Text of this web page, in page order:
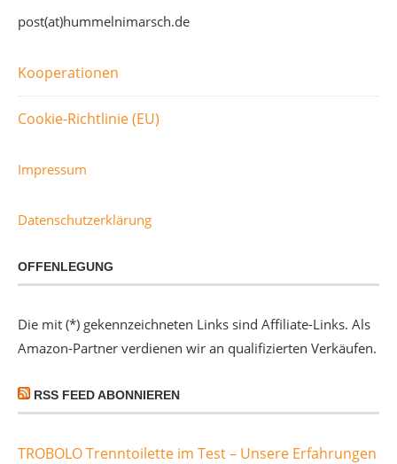
post(at)hummelnimarsch.de
Kooperationen
Cookie-Richtlinie (EU)
Impressum
Datenschutzerklärung
OFFENLEGUNG
Die mit (*) gekennzeichneten Links sind Affiliate-Links. Als
Amazon-Partner verdienen wir an qualifizierten Verkäufen.
RSS FEED ABONNIEREN
TROBOLO Trenntoilette im Test – Unsere Erfahrungen